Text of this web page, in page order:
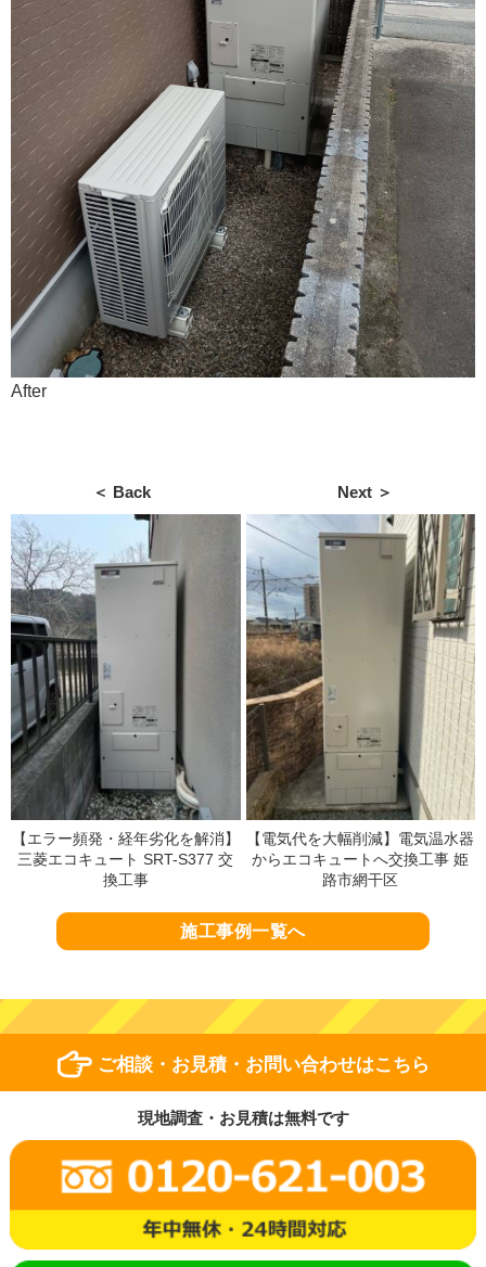
After
＜ Back
【エラー頻発・経年劣化を解消】
三菱エコキュート SRT-S377 交
換工事
Next ＞
【電気代を大幅削減】電気温水器
からエコキュートへ交換工事 姫
路市網干区
施工事例一覧へ
ご相談・お見積・お問い合わせはこちら
現地調査・お見積は無料です